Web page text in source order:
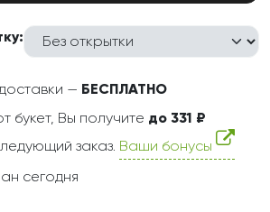
— БЕСПЛАТНО
букет, Вы получите до 331 ₽
заказ. Ваши бонусы
сегодня